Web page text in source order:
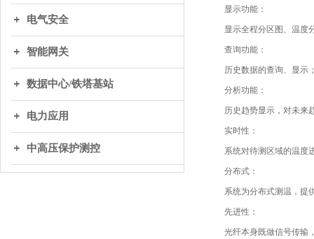
电气安全
智能网关
数据中心/铁塔基站
电力应用
中高压保护测控
显示功能：
显示全程分区图、温度
查询功能：
历史数据的查询、显示
分析功能：
历史趋势显示，对未来
实时性：
系统对待测区域的温度
分布式：
系统为分布式测温，提
先进性：
光纤本身既做信号传输